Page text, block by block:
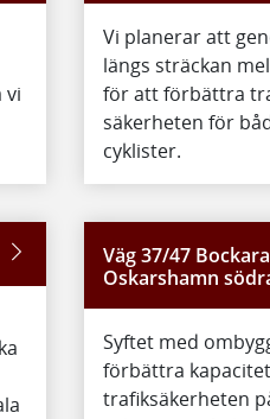
vi
Vi planerar att
längs sträckan
för att förbättra
säkerheten för
cyklister.
Väg 37/47
Oskarshamn
Syftet med
förbättra
trafiksäkerheten